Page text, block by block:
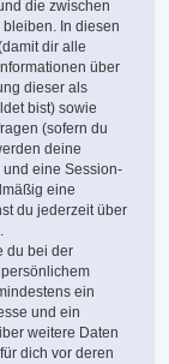
die zwischen
In diesen
dir alle
über
dieser als
bist) sowie
(sofern du
deine
und eine Session-
eine
du jederzeit über
du bei der
ein
und ein
weitere Daten
dich vor deren